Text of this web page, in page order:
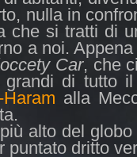
nulla in
che si tratti di
a noi.
Car, che
di tutto
alla
alto del
puntato dritto